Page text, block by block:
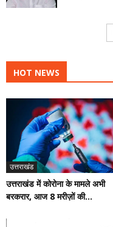
HOT NEWS
उत्तराखंड
उत्तराखंड में कोरोना के मामले अभी
बरकरार, आज 8 मरीज़ों की...